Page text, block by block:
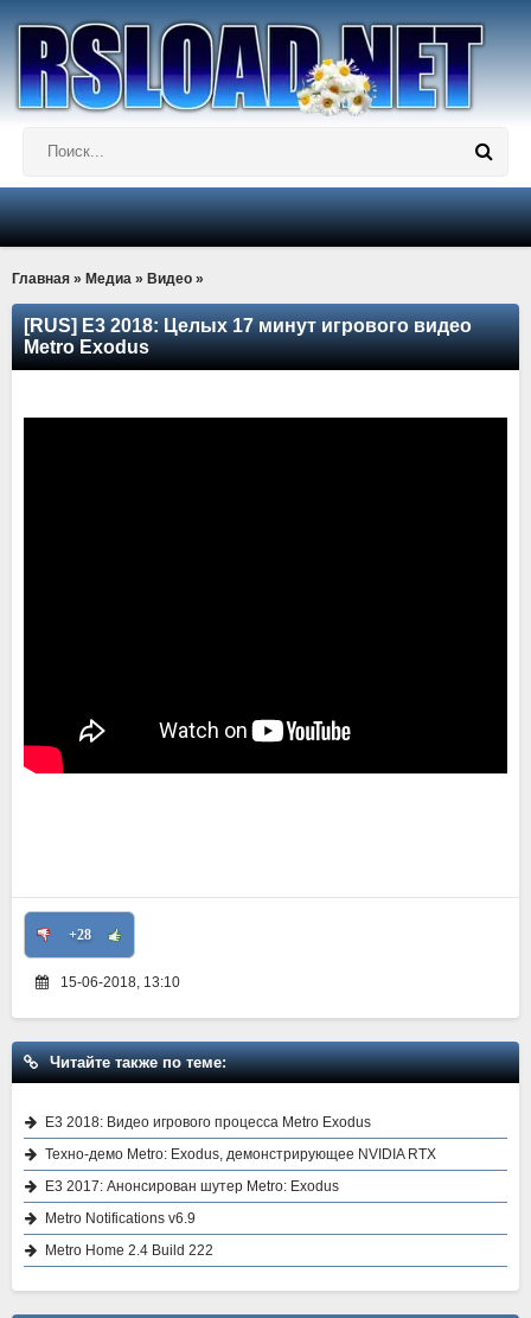
Главная » Медиа » Видео »
[RUS] E3 2018: Целых 17 минут игрового видео
Metro Exodus
+28
15-06-2018, 13:10
Читайте также по теме:
E3 2018: Видео игрового процесса Metro Exodus
Техно-демо Metro: Exodus, демонстрирующее NVIDIA RTX
E3 2017: Анонсирован шутер Metro: Exodus
Metro Notifications v6.9
Metro Home 2.4 Build 222